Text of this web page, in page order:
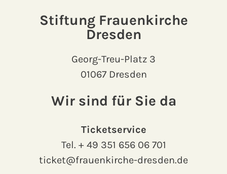
Stiftung Frauenkirche
Dresden
Georg-Treu-Platz 3
01067 Dresden
Wir sind für Sie da
Ticketservice
Tel. + 49 351 656 06 701
ticket@frauenkirche-dresden.de